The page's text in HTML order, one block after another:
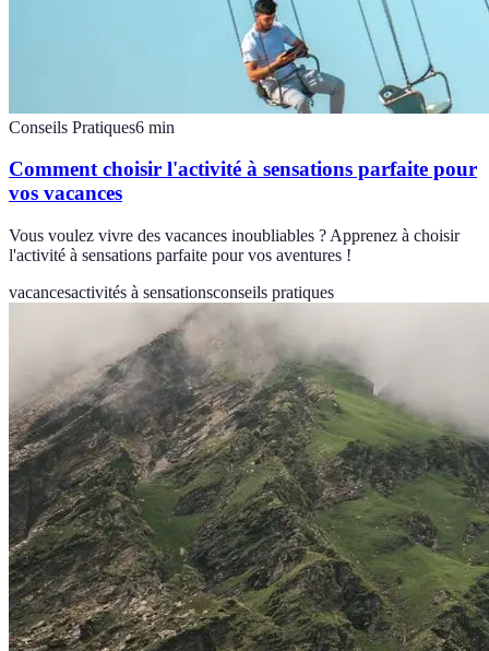
Conseils Pratiques6 min
Comment choisir l'activité à sensations parfaite pour
vos vacances
Vous voulez vivre des vacances inoubliables ? Apprenez à choisir
l'activité à sensations parfaite pour vos aventures !
vacancesactivités à sensationsconseils pratiques